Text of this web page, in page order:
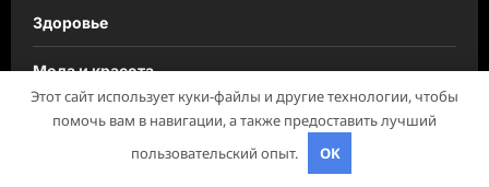
Здоровье
Мода и красота
Новости плюс
Этот сайт использует куки-файлы и другие технологии, чтобы
помочь вам в навигации, а также предоставить лучший
пользовательский опыт.
OK